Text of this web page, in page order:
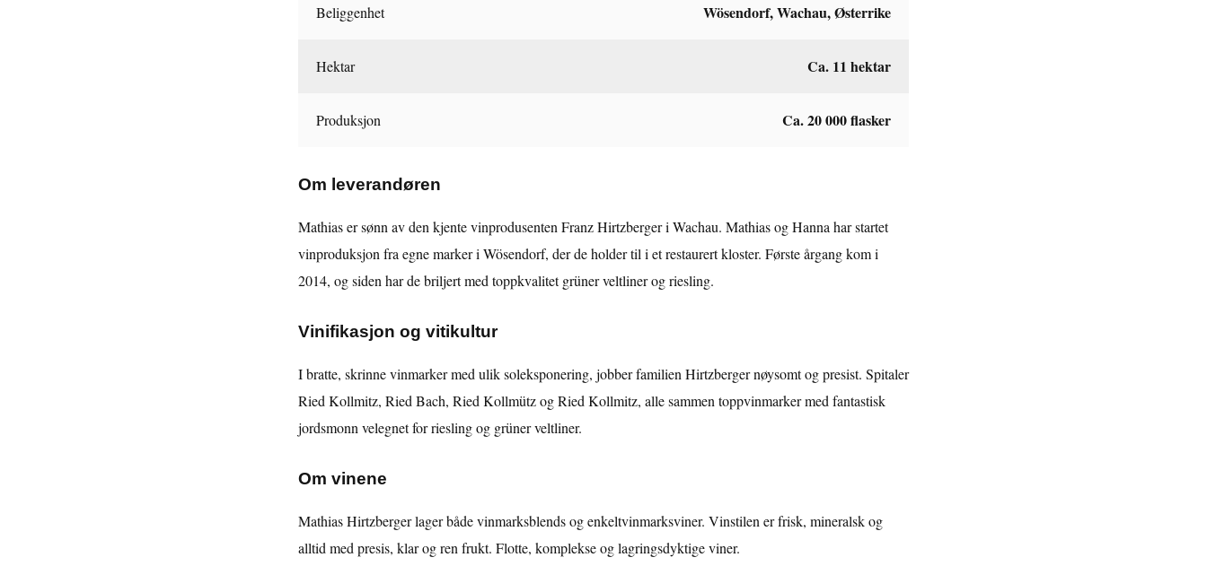
Beliggenhet Wösendorf, Wachau, Østerrike
Hektar Ca. 11 hektar
Produksjon Ca. 20 000 flasker
Om leverandøren
Mathias er sønn av den kjente vinprodusenten Franz Hirtzberger i Wachau. Mathias og Hanna har startet
vinproduksjon fra egne marker i Wösendorf, der de holder til i et restaurert kloster. Første årgang kom i
2014, og siden har de briljert med toppkvalitet grüner veltliner og riesling.
Vinifikasjon og vitikultur
I bratte, skrinne vinmarker med ulik soleksponering, jobber familien Hirtzberger nøysomt og presist. Spitaler
Ried Kollmitz, Ried Bach, Ried Kollmütz og Ried Kollmitz, alle sammen toppvinmarker med fantastisk
jordsmonn velegnet for riesling og grüner veltliner.
Om vinene
Mathias Hirtzberger lager både vinmarksblends og enkeltvinmarksviner. Vinstilen er frisk, mineralsk og
alltid med presis, klar og ren frukt. Flotte, komplekse og lagringsdyktige viner.